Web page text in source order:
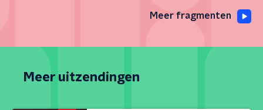
Meer fragmenten
Meer uitzendingen